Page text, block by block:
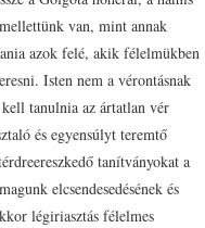
van, mint annak
azok felé, akik félelmükben
Isten nem a vérontásnak
tanulnia az ártatlan vér
és egyensúlyt teremtő
tanítványokat a
elcsendesedésének és
légiriasztás félelmes